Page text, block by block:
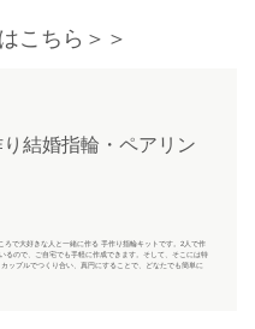
こちら＞＞
結婚指輪・ペアリン
で大好きな人と一緒に作る 手作り指輪キットです。2人で作
るので、ご自宅でも手軽に作成できます。そして、そこには特
ップルでつくり合い、真円にすることで、どなたでも簡単に